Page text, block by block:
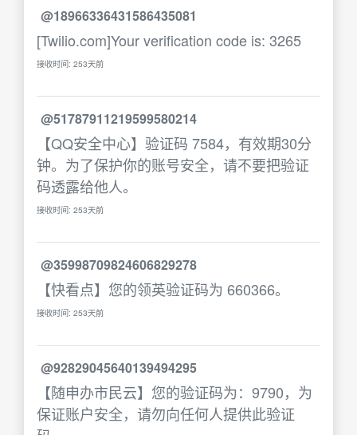
@18966336431586435081
[Twilio.com]Your verification code is: 3265
接收时间: 253天前
@51787911219599580214
【QQ安全中心】验证码 7584，有效期30分
钟。为了保护你的账号安全，请不要把验证
码透露给他人。
接收时间: 253天前
@35998709824606829278
【快看点】您的领英验证码为 660366。
接收时间: 253天前
@92829045640139494295
【随申办市民云】您的验证码为：9790，为
保证账户安全，请勿向任何人提供此验证